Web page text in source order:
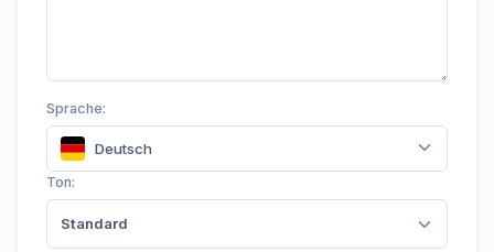
Sprache:
Deutsch
Ton:
Standard